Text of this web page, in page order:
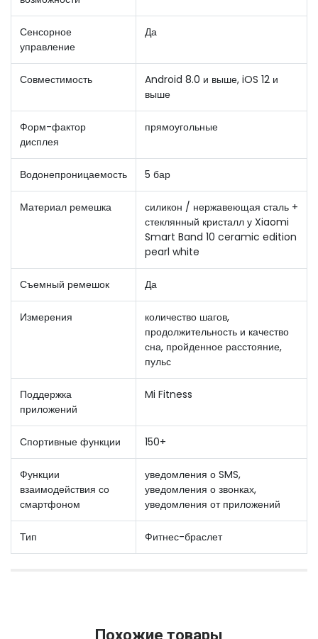
Сенсорное
управление
Да
Совместимость
Android 8.0 и выше, iOS 12 и
выше
Форм-фактор
дисплея
прямоугольные
Водонепроницаемость 5 бар
Материал ремешка
силикон / нержавеющая сталь +
стеклянный кристалл у Xiaomi
Smart Band 10 ceramic edition
pearl white
Съемный ремешок Да
Измерения
количество шагов,
продолжительность и качество
сна, пройденное расстояние,
пульс
Поддержка
приложений
Mi Fitness
Спортивные функции 150+
Функции
взаимодействия со
смартфоном
уведомления о SMS,
уведомления о звонках,
уведомления от приложений
Тип Фитнес-браслет
Похожие товары